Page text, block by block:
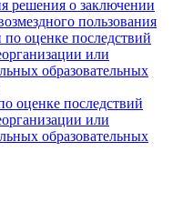
решения о заключении
пользования
оценке последствий
или
образовательных
оценке последствий
или
образовательных